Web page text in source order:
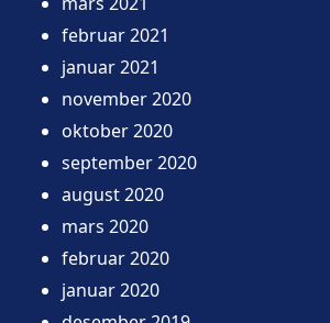
februar 2021
januar 2021
november 2020
oktober 2020
september 2020
august 2020
mars 2020
februar 2020
januar 2020